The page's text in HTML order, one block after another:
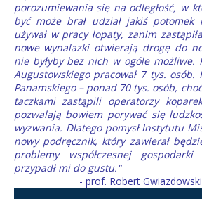
porozumiewania się na odległość, w
być może brał udział jakiś potomek
używał w pracy łopaty, zanim
nowe wynalazki otwierają drogę do
nie byłyby bez nich w ogóle możliwe.
Augustowskiego pracował 7 tys. osób.
Panamskiego – ponad 70 tys. osób,
taczkami zastąpili operatorzy
pozwalają bowiem porywać się
wyzwania. Dlatego pomysł Instytutu
nowy podręcznik, który zawierał
problemy współczesnej
przypadł mi do gustu."
- prof. Robert